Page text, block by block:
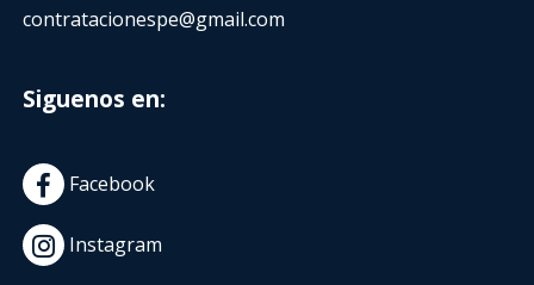
contratacionespe@gmail.com
Siguenos en:
Facebook
Instagram